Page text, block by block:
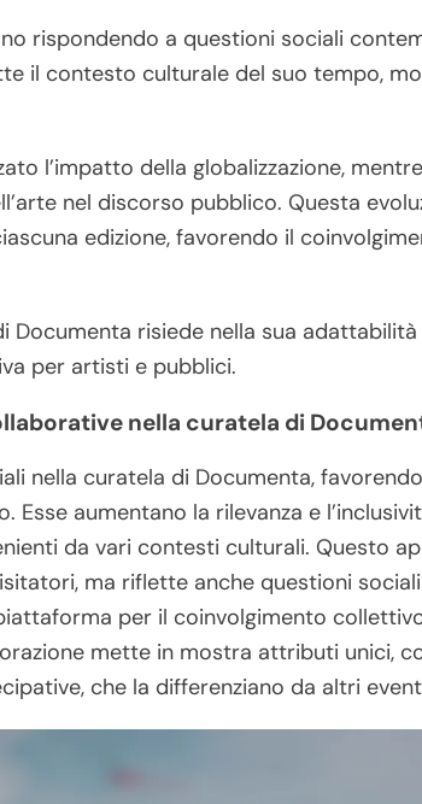
rispondendo a questioni sociali
il contesto culturale del suo tempo,
l’impatto della globalizzazione, mentre
nel discorso pubblico. Questa
edizione, favorendo il
Documenta risiede nella sua adattabilità
per artisti e pubblici.
nella curatela di
nella curatela di Documenta, favorendo
aumentano la rilevanza e
da vari contesti culturali. Questo
ma riflette anche questioni sociali
per il coinvolgimento
mette in mostra attributi unici,
che la differenziano da altri